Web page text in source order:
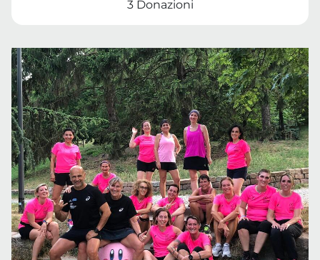
3 Donazioni